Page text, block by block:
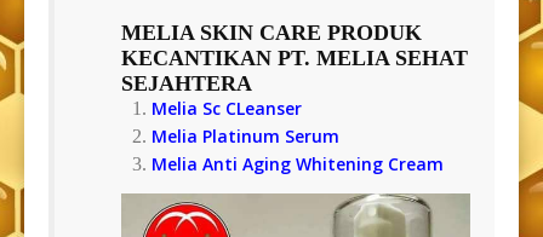
MELIA SKIN CARE PRODUK
KECANTIKAN PT. MELIA SEHAT
SEJAHTERA
Melia Sc CLeanser
Melia Platinum Serum
Melia Anti Aging Whitening Cream